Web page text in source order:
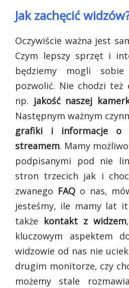
Jak zachęcić
Oczywiście ważna jest
Czym lepszy sprzęt i
będziemy mogli
pozwolić. Nie chodzi
np. jakość naszej
Następnym ważnym
grafiki i informacje o
streamem. Mamy
podpisanymi pod nie
stron trzecich jak i
zwanego FAQo nas,
jesteśmy, ile mamy lat
także kontakt z widzem
kluczowym aspektem
widzowie od nas nie
drugim monitorze, czy
możemy stale